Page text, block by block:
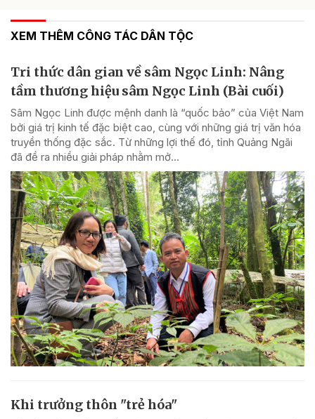
XEM THÊM CÔNG TÁC DÂN TỘC
Tri thức dân gian về sâm Ngọc Linh: Nâng
tầm thương hiệu sâm Ngọc Linh (Bài cuối)
Sâm Ngọc Linh được mệnh danh là “quốc bảo” của Việt Nam
bởi giá trị kinh tế đặc biệt cao, cùng với những giá trị văn hóa
truyền thống đặc sắc. Từ những lợi thế đó, tỉnh Quảng Ngãi
đã đề ra nhiều giải pháp nhằm mở...
Khi trưởng thôn "trẻ hóa"